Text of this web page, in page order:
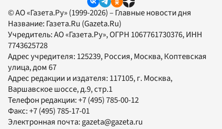
© АО «Газета.Ру» (1999-2026) – Главные новости дня
Название: Газета.Ru (Gazeta.Ru)
Учредитель:АО «Газета.Ру», ОГРН 1067761730376, ИНН
7743625728
Адрес учредителя: 125239, Россия, Москва, Коптевская
улица, дом 67
Адрес редакции и издателя: 117105, г. Москва,
Варшавское шоссе, д.9, стр.1
Телефон редакции:+7 (495) 785-00-12
Факс:+7 (495) 785-17-01
Электронная почта:gazeta@gazeta.ru